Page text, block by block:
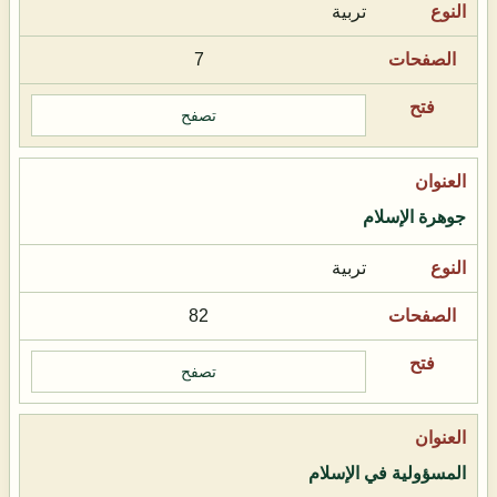
تربية
7
تصفح
جوهرة الإسلام
تربية
82
تصفح
المسؤولية في الإسلام